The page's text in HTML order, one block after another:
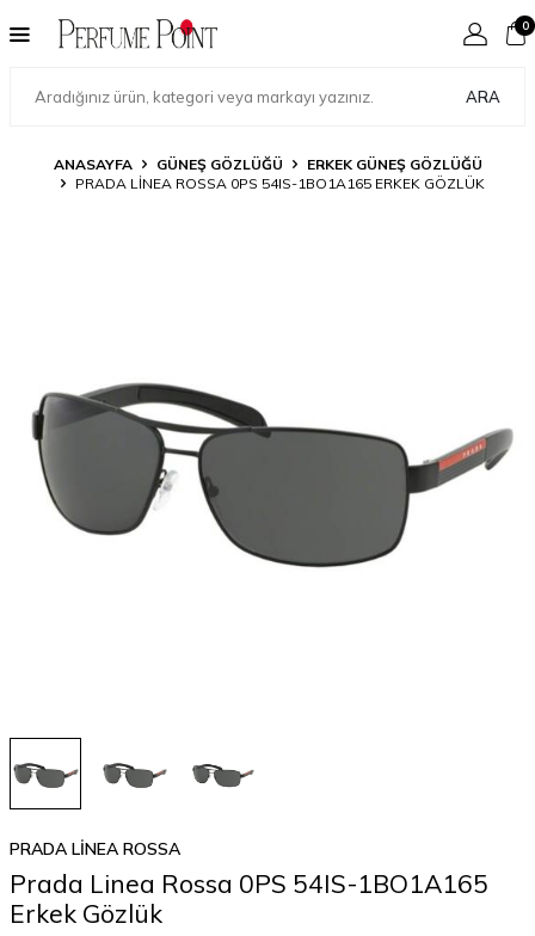
ARA
0
ANASAYFA GÜNEŞ GÖZLÜĞÜ
ERKEK GÜNEŞ GÖZLÜĞÜ
PRADA LINEA ROSSA 0PS 54IS-1BO1A165 ERKEK GÖZLÜK
PRADA LINEA ROSSA
Prada Linea Rossa 0PS 54IS-1BO1A165
Erkek Gözlük